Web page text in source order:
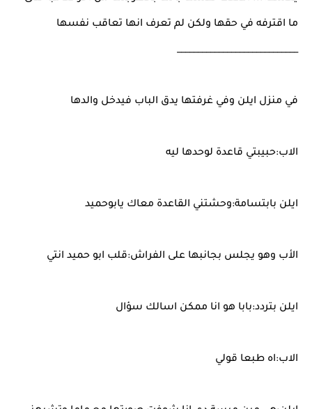
ما اقترفه في حقها ولكن لم تعرف انها تعاقب نفسها
_____________________________
في منزل ايلن وفي غرفتها يدق الباب فيدخل والدها
الاب:حبيبتي قاعدة لوحدها ليه
ايلن بابتسامة:وحشتني القاعدة معاك يابوحميد
الأب وهو يجلس بجانبها على الفراش:قلب ابو حميد انتي
ايلن بتردد:بابا هو انا ممكن اسالك سؤال
الاب:اه طبعا قولي